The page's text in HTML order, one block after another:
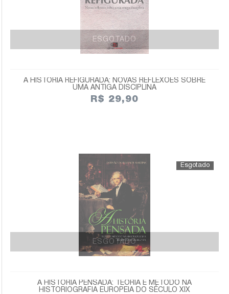
ESGOTADO
A HISTÓRIA REFIGURADA: NOVAS REFLEXÕES SOBRE
UMA ANTIGA DISCIPLINA
R$ 29,90
ESGOTADO
A HISTÓRIA PENSADA: TEORIA E MÉTODO NA
HISTORIOGRAFIA EUROPEIA DO SÉCULO XIX